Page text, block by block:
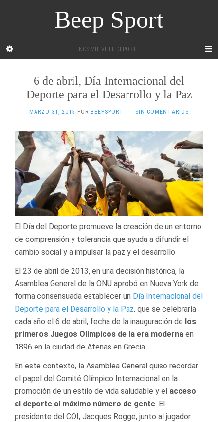
Beep Sport
NOS MUEVE EL DEPORTE
6 de abril, Día Internacional del
Deporte para el Desarrollo y la Paz
MARZO 31, 2015 POR BEEPSPORT · SIN COMENTARIOS
El Día del Deporte promueve la creación de un entorno
de comprensión y tolerancia que ayuda a difundir el
cambio social y a impulsar la paz y el desarrollo
El 23 de abril de 2013, en una decisión histórica, la
Asamblea General de la ONU aprobó en Nueva York de
forma consensuada establecer un Día Internacional del
Deporte para el Desarrollo y la Paz, que se celebraría
cada año el 6 de abril, fecha de la inauguración de los
primeros Juegos Olímpicos de la era moderna en
1896 en la ciudad de Atenas en Grecia.
En este contexto, la Asamblea General quiso recordar
el papel del Comité Olímpico Internacional en la
promoción de un estilo de vida saludable y el acceso
al deporte al máximo número de gente. El
presidente del COI, Jacques Rogge, junto al jugador